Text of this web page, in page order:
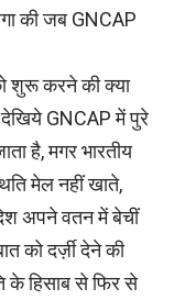
की जब GNCAP
शुरू करने की क्या
GNCAP में पुरे
है, मगर भारतीय
मेल नहीं खाते,
अपने वतन में बेचीं
को दर्ज़ी देने की
हिसाब से फिर से